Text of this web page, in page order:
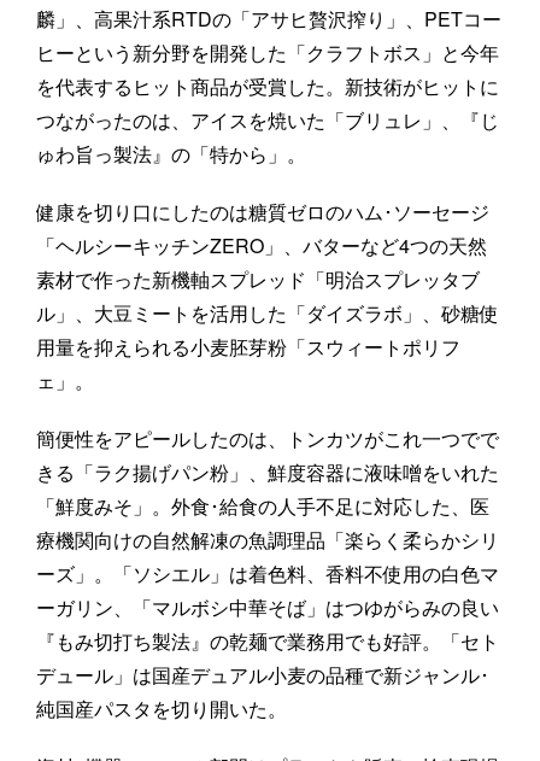
麟」、高果汁系RTDの「アサヒ贅沢搾り」、PETコー
ヒーという新分野を開発した「クラフトボス」と今年
を代表するヒット商品が受賞した。新技術がヒットに
つながったのは、アイスを焼いた「ブリュレ」、『じ
ゅわ旨っ製法』の「特から」。
健康を切り口にしたのは糖質ゼロのハム･ソーセージ
「ヘルシーキッチンZERO」、バターなど4つの天然
素材で作った新機軸スプレッド「明治スプレッタブ
ル」、大豆ミートを活用した「ダイズラボ」、砂糖使
用量を抑えられる小麦胚芽粉「スウィートポリフ
ェ」。
簡便性をアピールしたのは、トンカツがこれ一つでで
きる「ラク揚げパン粉」、鮮度容器に液味噌をいれた
「鮮度みそ」。外食･給食の人手不足に対応した、医
療機関向けの自然解凍の魚調理品「楽らく柔らかシリ
ーズ」。「ソシエル」は着色料、香料不使用の白色マ
ーガリン、「マルボシ中華そば」はつゆがらみの良い
『もみ切打ち製法』の乾麺で業務用でも好評。「セト
デュール」は国産デュアル小麦の品種で新ジャンル･
純国産パスタを切り開いた。